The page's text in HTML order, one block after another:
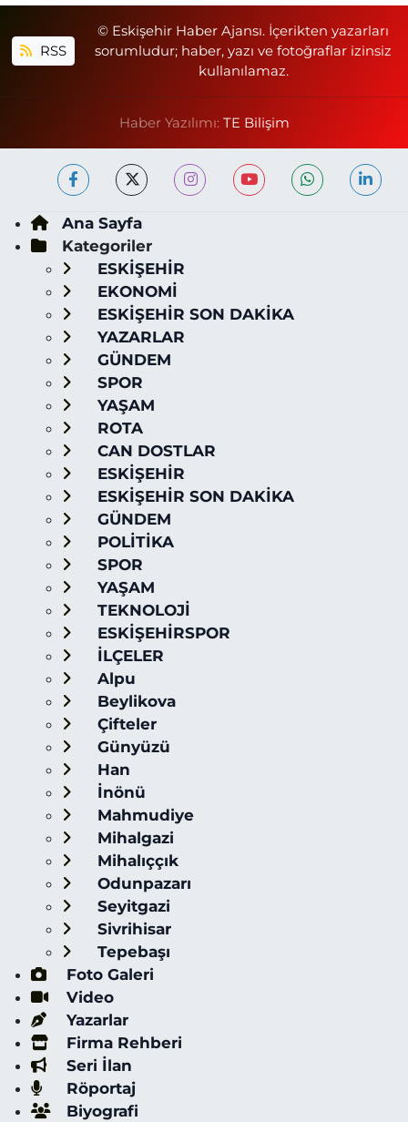
RSS
© Eskişehir Haber Ajansı. İçerikten yazarları
sorumludur; haber, yazı ve fotoğraflar izinsiz
kullanılamaz.
Haber Yazılımı: TE Bilişim
Ana Sayfa
Kategoriler
ESKİŞEHİR
EKONOMİ
ESKİŞEHİR SON DAKİKA
YAZARLAR
GÜNDEM
SPOR
YAŞAM
ROTA
CAN DOSTLAR
ESKİŞEHİR
ESKİŞEHİR SON DAKİKA
GÜNDEM
POLİTİKA
SPOR
YAŞAM
TEKNOLOJİ
ESKİŞEHİRSPOR
İLÇELER
Alpu
Beylikova
Çifteler
Günyüzü
Han
İnönü
Mahmudiye
Mihalgazi
Mihalıççık
Odunpazarı
Seyitgazi
Sivrihisar
Tepebaşı
Foto Galeri
Video
Yazarlar
Firma Rehberi
Seri İlan
Röportaj
Biyografi